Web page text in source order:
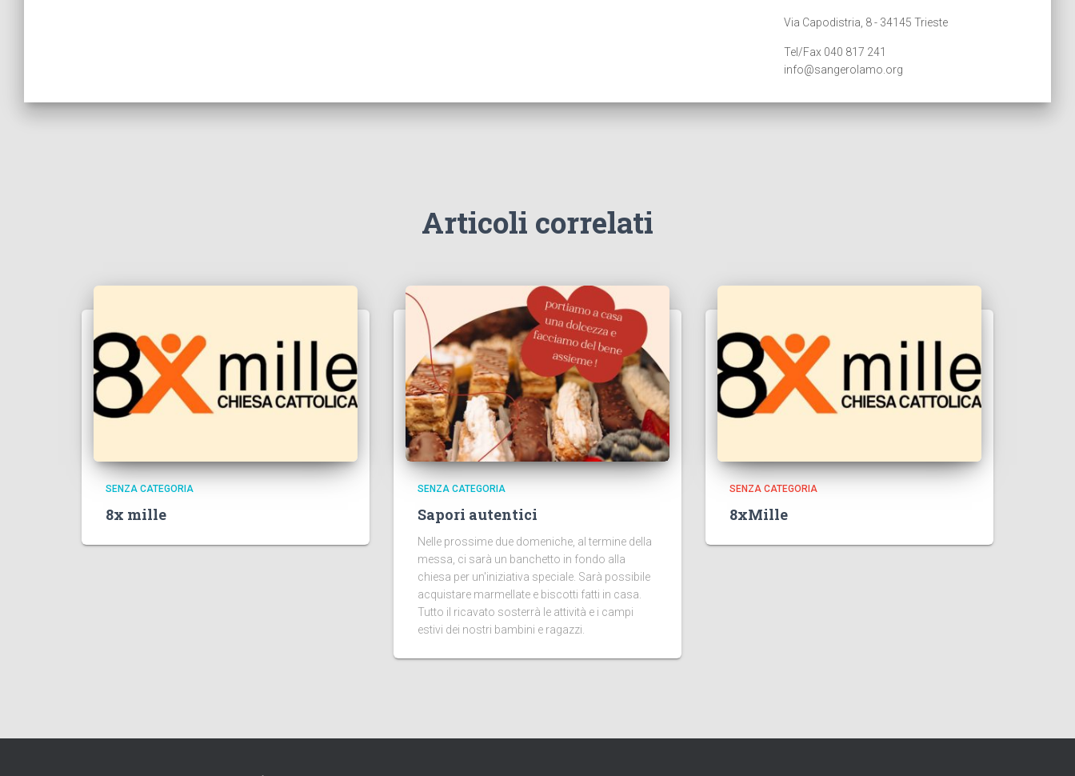
Via Capodistria, 8 - 34145 Trieste
Tel/Fax 040 817 241
info@sangerolamo.org
Articoli correlati
SENZA CATEGORIA
8x mille
SENZA CATEGORIA
Sapori autentici
Nelle prossime due domeniche, al termine della
messa, ci sarà un banchetto in fondo alla
chiesa per un'iniziativa speciale. Sarà possibile
acquistare marmellate e biscotti fatti in casa.
Tutto il ricavato sosterrà le attività e i campi
estivi dei nostri bambini e ragazzi.
SENZA CATEGORIA
8xMille